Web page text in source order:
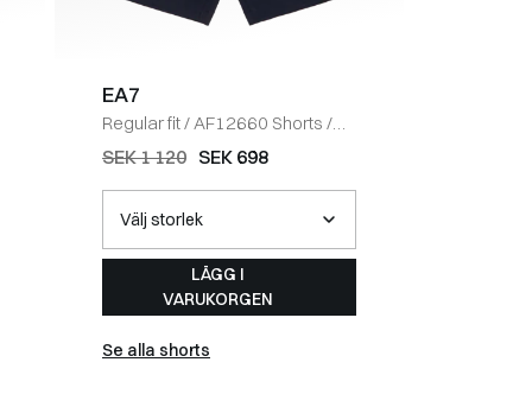
EA7
Regular fit/AF12660 Shorts /
NAVY
SEK 1 120 SEK 698
LÄGG I
VARUKORGEN
Se alla shorts